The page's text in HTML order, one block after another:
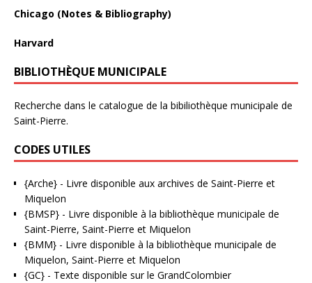
Chicago (Notes & Bibliography)
Harvard
BIBLIOTHÈQUE MUNICIPALE
Recherche dans le catalogue de la bibiliothèque municipale de
Saint-Pierre.
CODES UTILES
{Arche} - Livre disponible aux archives de Saint-Pierre et
Miquelon
{BMSP} - Livre disponible à la bibliothèque municipale de
Saint-Pierre, Saint-Pierre et Miquelon
{BMM} - Livre disponible à la bibliothèque municipale de
Miquelon, Saint-Pierre et Miquelon
{GC} - Texte disponible sur le GrandColombier